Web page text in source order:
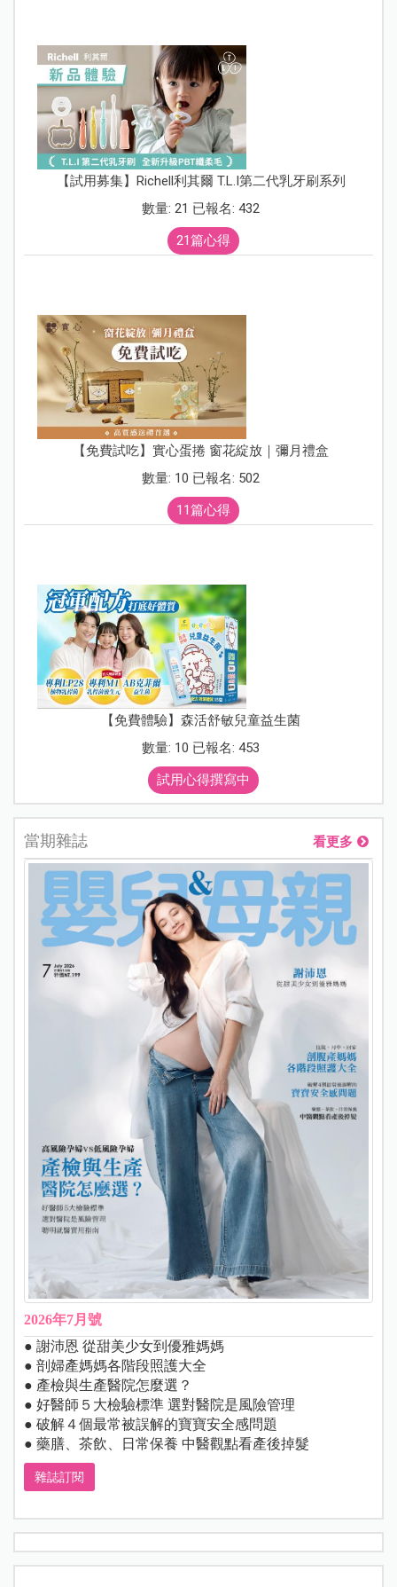
【試用募集】Richell利其爾 T.L.I第二代乳牙刷系列
數量: 21 已報名: 432
21篇心得
【免費試吃】實心蛋捲 窗花綻放｜彌月禮盒
數量: 10 已報名: 502
11篇心得
【免費體驗】森活舒敏兒童益生菌
數量: 10 已報名: 453
試用心得撰寫中
當期雜誌 看更多
2026年7月號
● 謝沛恩 從甜美少女到優雅媽媽
● 剖婦產媽媽各階段照護大全
● 產檢與生產醫院怎麼選？
● 好醫師５大檢驗標準 選對醫院是風險管理
● 破解４個最常被誤解的寶寶安全感問題
● 藥膳、茶飲、日常保養 中醫觀點看產後掉髮
雜誌訂閱